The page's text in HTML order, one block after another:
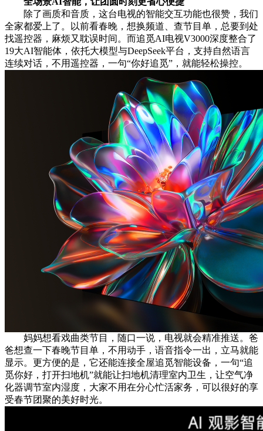
除了画质和音质，这台电视的智能交互功能也很赞，我们
全家都爱上了。以前看春晚，想换频道、查节目单，总要到处
找遥控器，麻烦又耽误时间。而追觅AI电视V3000深度整合了
19大AI智能体，依托大模型与DeepSeek平台，支持自然语言
连续对话，不用遥控器，一句“你好追觅”，就能轻松操控。
妈妈想看戏曲类节目，随口一说，电视就会精准推送。爸
爸想查一下春晚节目单，不用动手，语音指令一出，立马就能
显示。更方便的是，它还能连接全屋追觅智能设备，一句“追
觅你好，打开扫地机”就能让扫地机清理室内卫生，让空气净
化器调节室内湿度，大家不用在分心忙活家务，可以很好的享
受春节团聚的美好时光。